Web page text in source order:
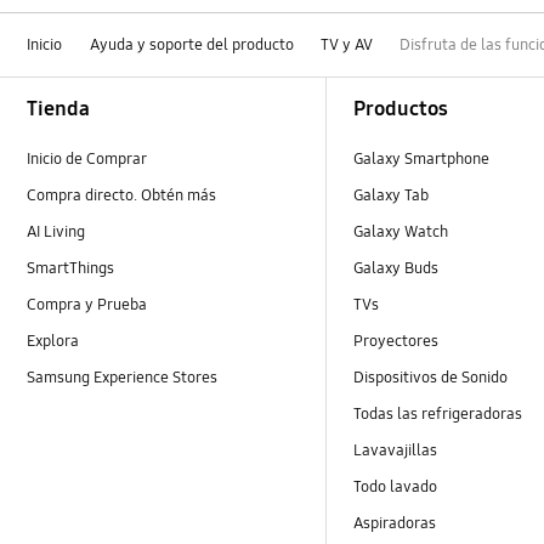
Inicio Ayuda y soporte del producto TV y AV Disfruta de las
Tienda
Inicio de Comprar
Compra directo. Obtén más
AI Living
SmartThings
Compra y Prueba
Explora
Samsung Experience Stores
Productos
Galaxy Smartphone
Galaxy Tab
Galaxy Watch
Galaxy Buds
TVs
Proyectores
Dispositivos de Sonido
Todas las refrigeradoras
Lavavajillas
Todo lavado
Aspiradoras